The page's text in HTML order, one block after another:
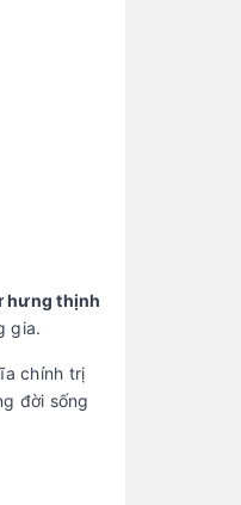
hưng thịnh
gia.
chính trị
đời sống